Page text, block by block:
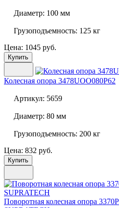
Диаметр: 100 мм
Грузоподъемность: 125 кг
Цена: 1045 руб.
Купить
Колесная опора 3478UOO080P62
Артикул: 5659
Диаметр: 80 мм
Грузоподъемность: 200 кг
Цена: 832 руб.
Купить
Поворотная колесная опора